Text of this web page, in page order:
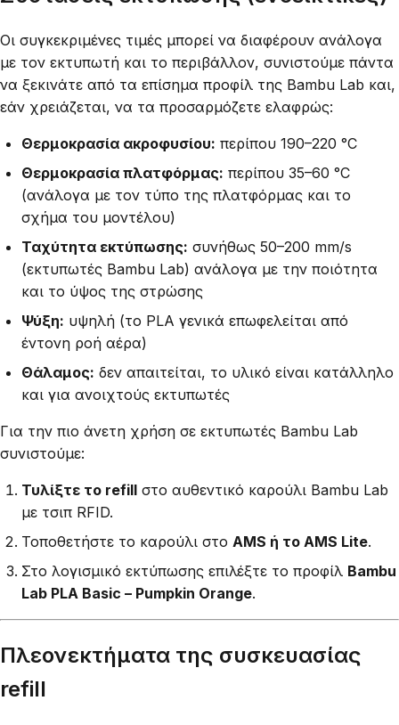
Οι συγκεκριμένες τιμές μπορεί να διαφέρουν ανάλογα
με τον εκτυπωτή και το περιβάλλον, συνιστούμε πάντα
να ξεκινάτε από τα επίσημα προφίλ της Bambu Lab και,
εάν χρειάζεται, να τα προσαρμόζετε ελαφρώς:
Θερμοκρασία ακροφυσίου: περίπου 190–220 °C
Θερμοκρασία πλατφόρμας: περίπου 35–60 °C
(ανάλογα με τον τύπο της πλατφόρμας και το
σχήμα του μοντέλου)
Ταχύτητα εκτύπωσης: συνήθως 50–200 mm/s
(εκτυπωτές Bambu Lab) ανάλογα με την ποιότητα
και το ύψος της στρώσης
Ψύξη: υψηλή (το PLA γενικά επωφελείται από
έντονη ροή αέρα)
Θάλαμος: δεν απαιτείται, το υλικό είναι κατάλληλο
και για ανοιχτούς εκτυπωτές
Για την πιο άνετη χρήση σε εκτυπωτές Bambu Lab
συνιστούμε:
Τυλίξτε το refill στο αυθεντικό καρούλι Bambu Lab
με τσιπ RFID.
Τοποθετήστε το καρούλι στο AMS ή το AMS Lite.
Στο λογισμικό εκτύπωσης επιλέξτε το προφίλ Bambu
Lab PLA Basic – Pumpkin Orange.
Πλεονεκτήματα της συσκευασίας
refill